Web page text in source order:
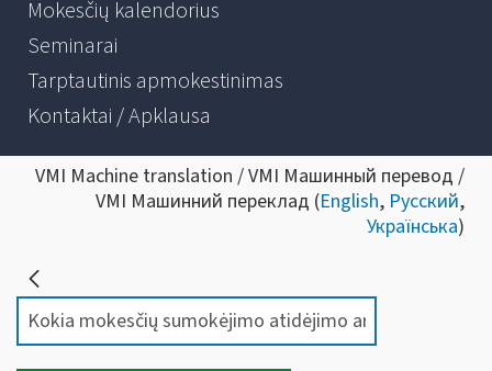
Mokesčių kalendorius
Seminarai
Tarptautinis apmokestinimas
Kontaktai / Apklausa
VMI Machine translation / VMI Машинный перевод /
VMI Машинний переклад (English, Русский,
Українська)